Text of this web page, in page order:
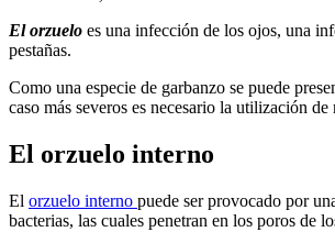
El orzuelo es una infección de los ojos, una
pestañas.
Como una especie de garbanzo se puede
caso más severos es necesario la utilización
El orzuelo interno
El orzuelo interno puede ser provocado por
bacterias, las cuales penetran en los poros de